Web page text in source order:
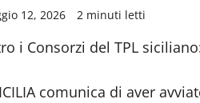
12, 2026 2 minuti letti
i Consorzi del TPL
comunica di aver